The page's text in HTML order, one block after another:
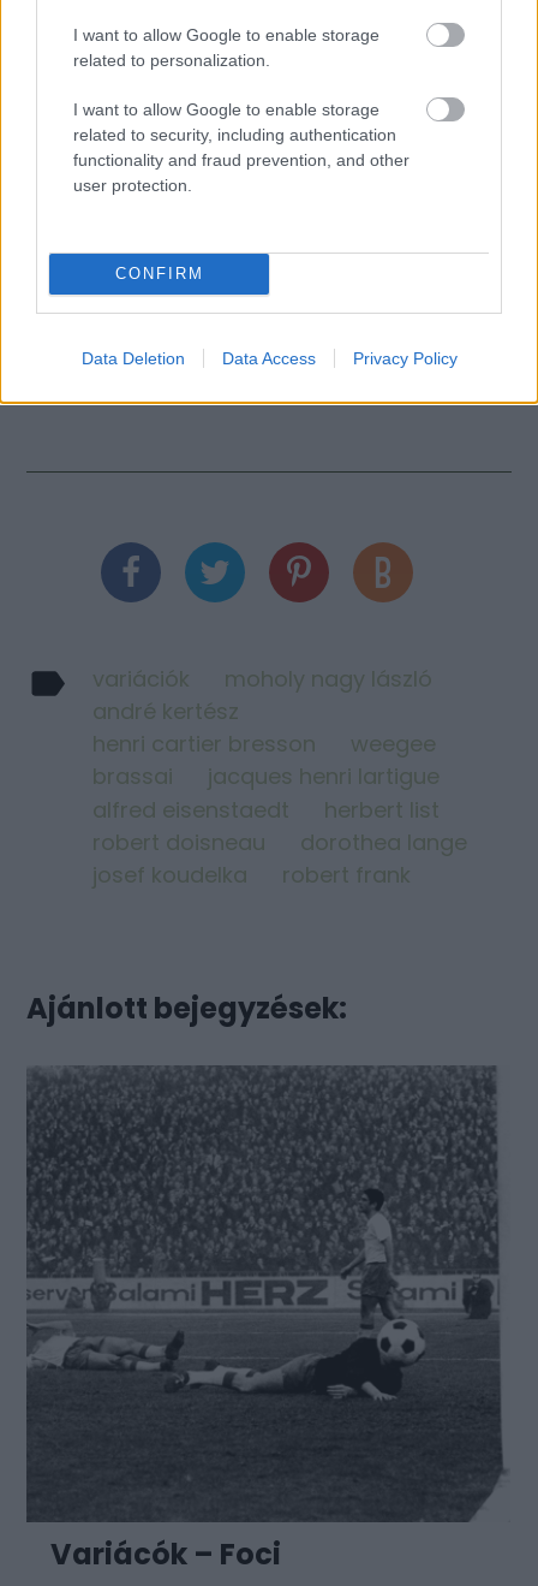
I want to allow Google to enable storage
related to personalization.
I want to allow Google to enable storage
related to security, including authentication
functionality and fraud prevention, and other
user protection.
CONFIRM
Data Deletion Data Access Privacy Policy
Fotó: Maurice Garin, winner of the first Tour de France
variációk
moholy nagy lászló
andré kertész
henri cartier bresson
weegee
brassai
jacques henri lartigue
alfred eisenstaedt
herbert list
robert doisneau
dorothea lange
josef koudelka
robert frank
Ajánlott bejegyzések:
Variácók – Foci